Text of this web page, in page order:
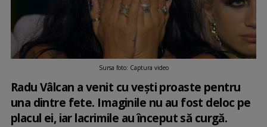
Sursa foto: Captura video
Radu Vâlcan a venit cu vești proaste pentru
una dintre fete. Imaginile nu au fost deloc pe
placul ei, iar lacrimile au început să curgă.